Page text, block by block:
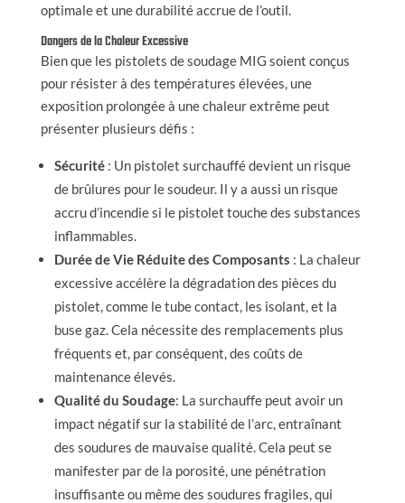
optimale et une durabilité accrue de l’outil.
Dangers de la Chaleur Excessive
Bien que les pistolets de soudage MIG soient conçus
pour résister à des températures élevées, une
exposition prolongée à une chaleur extrême peut
présenter plusieurs défis :
Sécurité: Un pistolet surchauffé devient un risque
de brûlures pour le soudeur. Il y a aussi un risque
accru d’incendie si le pistolet touche des substances
inflammables.
Durée de Vie Réduite des Composants : La chaleur
excessive accélère la dégradation des pièces du
pistolet, comme le tube contact, les isolant, et la
buse gaz. Cela nécessite des remplacements plus
fréquents et, par conséquent, des coûts de
maintenance élevés.
Qualité du Soudage: La surchauffe peut avoir un
impact négatif sur la stabilité de l’arc, entraînant
des soudures de mauvaise qualité. Cela peut se
manifester par de la porosité, une pénétration
insuffisante ou même des soudures fragiles, qui